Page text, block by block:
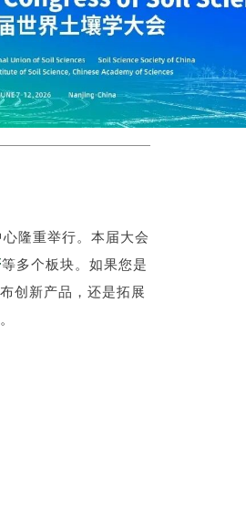
隆重举行。 本届大会
等多个板块。如果您是
创新产品，还是拓展